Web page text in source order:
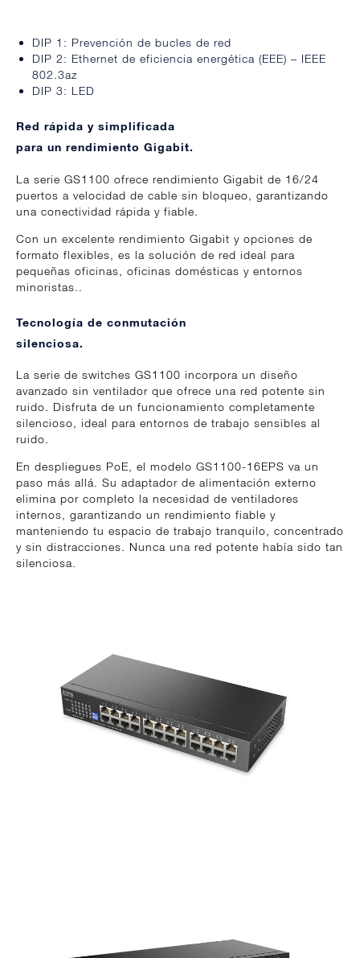
DIP 1: Prevención de bucles de red
DIP 2: Ethernet de eficiencia energética (EEE) – IEEE
802.3az
DIP 3: LED
Red rápida y simplificada
para un rendimiento Gigabit.
La serie GS1100 ofrece rendimiento Gigabit de 16/24
puertos a velocidad de cable sin bloqueo, garantizando
una conectividad rápida y fiable.
Con un excelente rendimiento Gigabit y opciones de
formato flexibles, es la solución de red ideal para
pequeñas oficinas, oficinas domésticas y entornos
minoristas..
Tecnología de conmutación
silenciosa.
La serie de switches GS1100 incorpora un diseño
avanzado sin ventilador que ofrece una red potente sin
ruido. Disfruta de un funcionamiento completamente
silencioso, ideal para entornos de trabajo sensibles al
ruido.
En despliegues PoE, el modelo GS1100-16EPS va un
paso más allá. Su adaptador de alimentación externo
elimina por completo la necesidad de ventiladores
internos, garantizando un rendimiento fiable y
manteniendo tu espacio de trabajo tranquilo, concentrado
y sin distracciones. Nunca una red potente había sido tan
silenciosa.